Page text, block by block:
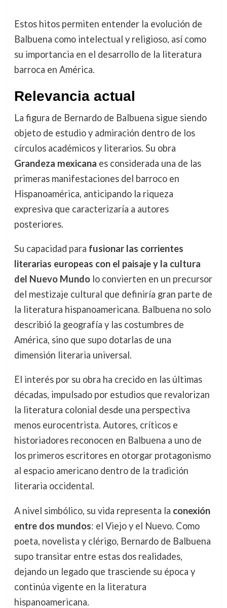
Estos hitos permiten entender la evolución de
Balbuena como intelectual y religioso, así como
su importancia en el desarrollo de la literatura
barroca en América.
Relevancia actual
La figura de Bernardo de Balbuena sigue siendo
objeto de estudio y admiración dentro de los
círculos académicos y literarios. Su obra
Grandeza mexicana es considerada una de las
primeras manifestaciones del barroco en
Hispanoamérica, anticipando la riqueza
expresiva que caracterizaría a autores
posteriores.
Su capacidad para fusionar las corrientes
literarias europeas con el paisaje y la cultura
del Nuevo Mundolo convierten en un precursor
del mestizaje cultural que definiría gran parte de
la literatura hispanoamericana. Balbuena no solo
describió la geografía y las costumbres de
América, sino que supo dotarlas de una
dimensión literaria universal.
El interés por su obra ha crecido en las últimas
décadas, impulsado por estudios que revalorizan
la literatura colonial desde una perspectiva
menos eurocentrista. Autores, críticos e
historiadores reconocen en Balbuena a uno de
los primeros escritores en otorgar protagonismo
al espacio americano dentro de la tradición
literaria occidental.
A nivel simbólico, su vida representa la conexión
entre dos mundos: el Viejo y el Nuevo. Como
poeta, novelista y clérigo, Bernardo de Balbuena
supo transitar entre estas dos realidades,
dejando un legado que trasciende su época y
continúa vigente en la literatura
hispanoamericana.